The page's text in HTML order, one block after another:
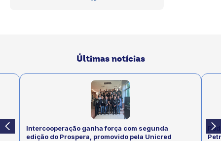
Últimas notícias
Intercooperação ganha força com segunda
edição do Prospera, promovido pela Unicred